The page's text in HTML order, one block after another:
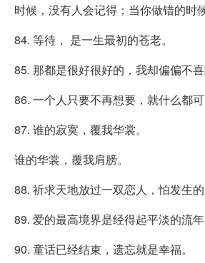
时候，没有人会记得；当你做错的时
84. 等待， 是一生最初的苍老。
85. 那都是很好很好的，我却偏偏不喜
86. 一个人只要不再想要，就什么都可
87. 谁的寂寞，覆我华裳。
谁的华裳，覆我肩膀。
88. 祈求天地放过一双恋人，怕发生的
89. 爱的最高境界是经得起平淡的流年
90. 童话已经结束，遗忘就是幸福。